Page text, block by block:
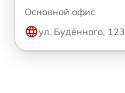
Основной офис
ул. Будённого, 123